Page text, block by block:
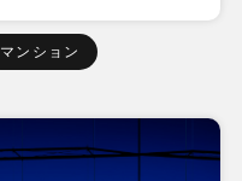
マンション